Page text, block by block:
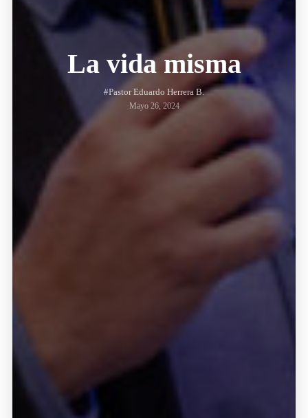
La vida misma
#Pastor Eduardo Herrera B.
Mayo 26, 2024